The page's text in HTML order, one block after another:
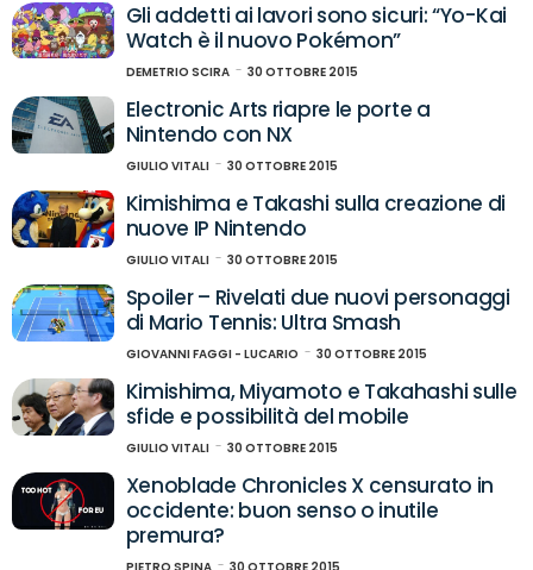
Gli addetti ai lavori sono sicuri: “Yo-Kai
Watch è il nuovo Pokémon”
DEMETRIO SCIRA 30 OTTOBRE 2015
Electronic Arts riapre le porte a
Nintendo con NX
GIULIO VITALI 30 OTTOBRE 2015
Kimishima e Takashi sulla creazione di
nuove IP Nintendo
GIULIO VITALI 30 OTTOBRE 2015
Spoiler – Rivelati due nuovi personaggi
di Mario Tennis: Ultra Smash
GIOVANNI FAGGI - LUCARIO 30 OTTOBRE 2015
Kimishima, Miyamoto e Takahashi sulle
sfide e possibilità del mobile
GIULIO VITALI 30 OTTOBRE 2015
Xenoblade Chronicles X censurato in
occidente: buon senso o inutile
premura?